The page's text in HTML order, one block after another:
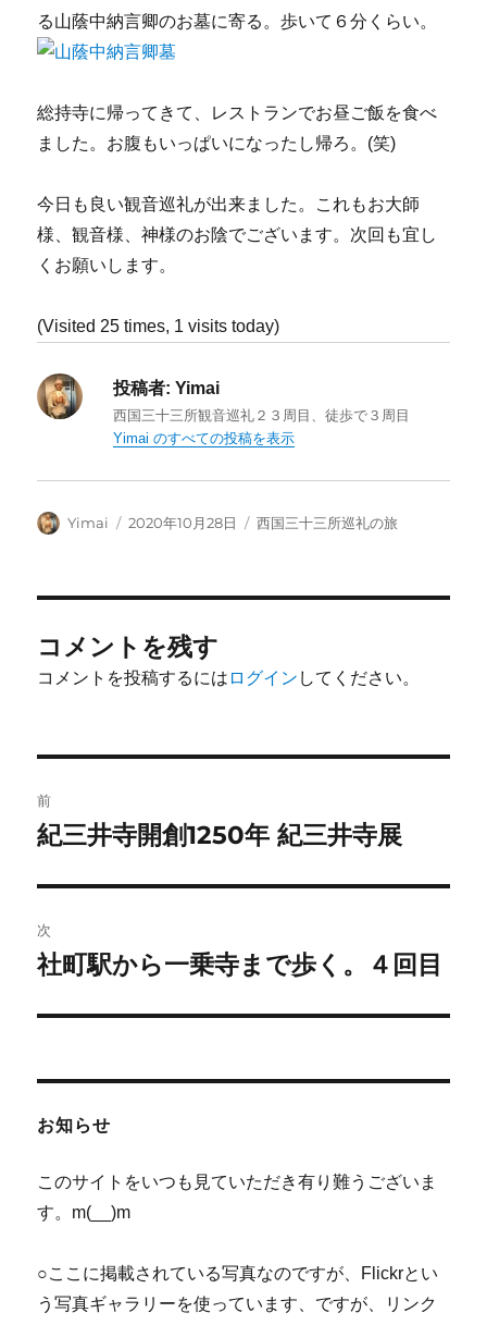
る山蔭中納言卿のお墓に寄る。歩いて６分くらい。
総持寺に帰ってきて、レストランでお昼ご飯を食べ
ました。お腹もいっぱいになったし帰ろ。(笑)
今日も良い観音巡礼が出来ました。これもお大師
様、観音様、神様のお陰でございます。次回も宜し
くお願いします。
(Visited 25 times, 1 visits today)
投稿者: Yimai
西国三十三所観音巡礼２３周目、徒歩で３周目
Yimai のすべての投稿を表示
投
Yimai
投
2020年10月28日
カ
西国三十三所巡礼の旅
コメントを残す
コメントを投稿するには ログイン してください。
稿
ビ
ゲ
ー
前
前
投
稿:
紀三井寺開創1250年 紀三井寺展
次
次
投
社町駅から一乗寺まで歩く。４回目
お知らせ
このサイトをいつも見ていただき有り難うございま
す。m(__)m
○ここに掲載されている写真なのですが、Flickrとい
う写真ギャラリーを使っています、ですが、リンク